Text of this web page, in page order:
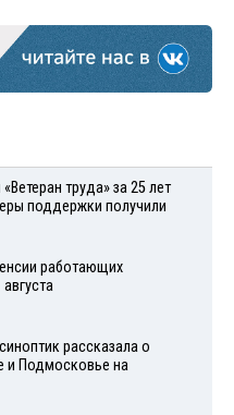
труда» за 25 лет
поддержки получили
работающих
рассказала о
и Подмосковье на